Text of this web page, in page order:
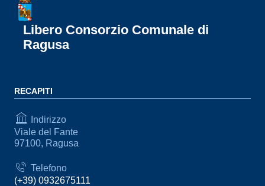
Libero Consorzio Comunale di
Ragusa
RECAPITI
Indirizzo
Viale del Fante
97100, Ragusa
Telefono
(+39) 0932675111